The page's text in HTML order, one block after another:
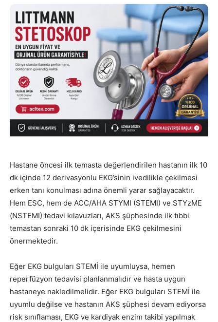
Hastane öncesi ilk temasta değerlendirilen hastanın ilk 10
dk içinde 12 derivasyonlu EKG’sinin ivedilikle çekilmesi
erken tanı konulması adına önemli yarar sağlayacaktır.
Hem ESC, hem de ACC/AHA STYMI (STEMI) ve STYzME
(NSTEMI) tedavi kılavuzları, AKS şüphesinde ilk tıbbi
temastan sonraki 10 dk içerisinde EKG çekilmesini
önermektedir.
Eğer EKG bulguları STEMİ ile uyumluysa, hemen
reperfüzyon tedavisi planlanmalıdır ve hasta uygun
hastaneye nakledilmelidir. Eğer EKG bulguları STEMİ ile
uyumlu değilse ve hastanın AKS şüphesi devam ediyorsa
risk sınıflaması, EKG ve kardiyak enzim takibi yapılmak